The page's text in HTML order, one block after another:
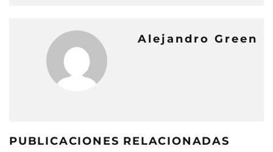
Alejandro Green
PUBLICACIONES RELACIONADAS